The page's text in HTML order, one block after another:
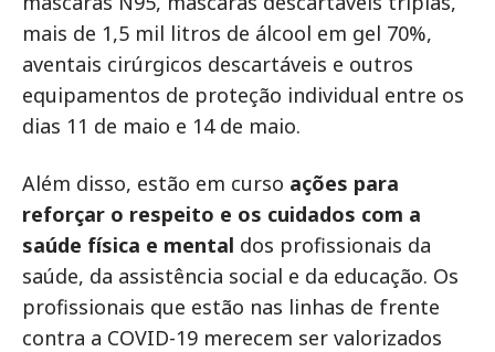
mais de 1,5 mil litros de álcool em gel 70%,
aventais cirúrgicos descartáveis e outros
equipamentos de proteção individual entre os
dias 11 de maio e 14 de maio.
Além disso, estão em curso ações para
reforçar o respeito e os cuidados com a
saúde física e mental dos profissionais da
saúde, da assistência social e da educação. Os
profissionais que estão nas linhas de frente
contra a COVID-19 merecem ser valorizados